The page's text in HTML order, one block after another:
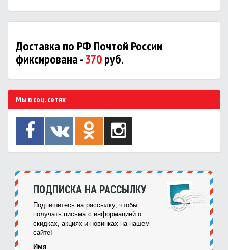
Доставка по РФ Почтой России
фиксирована -370руб.
Мы в соц. сетях
ПОДПИСКА НА РАССЫЛКУ
Подпишитесь на рассылку, чтобы
получать письма с информацией о
скидках, акциях и новинках на нашем
сайте!
Имя